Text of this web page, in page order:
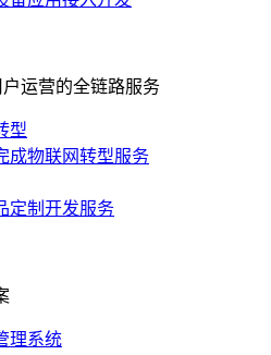
运营的全链路服务
型
成物联网转型服务
定制开发服务
理系统